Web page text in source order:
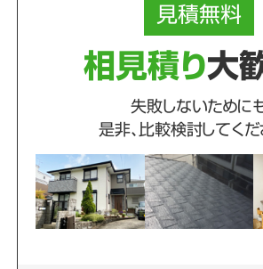
見積無料
相見積り大
失敗しないために
是非、比較検討してくだ